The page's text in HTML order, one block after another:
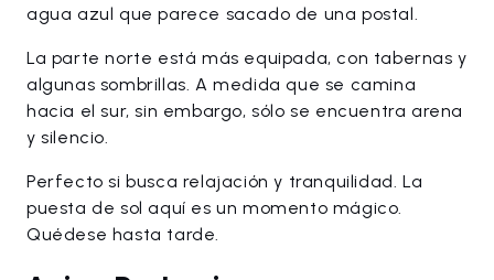
agua azul que parece sacado de una postal.
La parte norte está más equipada, con tabernas y
algunas sombrillas. A medida que se camina
hacia el sur, sin embargo, sólo se encuentra arena
y silencio.
Perfecto si busca relajación y tranquilidad. La
puesta de sol aquí es un momento mágico.
Quédese hasta tarde.